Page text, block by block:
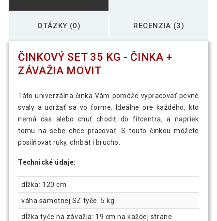
OTÁZKY (0) RECENZIA (3)
ČINKOVÝ SET 35 KG - ČINKA +
ZÁVAŽIA MOVIT
Táto univerzálna činka Vám pomôže vypracovať pevné
svaly a udržať sa vo forme. Ideálne pre každého, kto
nemá čas alebo chuť chodiť do fitcentra, a napriek
tomu na sebe chce pracovať. S touto činkou môžete
posilňovať ruky, chrbát i brucho.
Technické údaje:
dĺžka: 120 cm
váha samotnej SZ tyče: 5 kg
dĺžka tyče na závažia: 19 cm na každej strane